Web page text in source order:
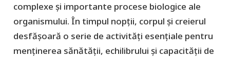
complexe și importante procese biologice ale
organismului. În timpul nopții, corpul și creierul
desfășoară o serie de activități esențiale pentru
menținerea sănătății, echilibrului și capacității de